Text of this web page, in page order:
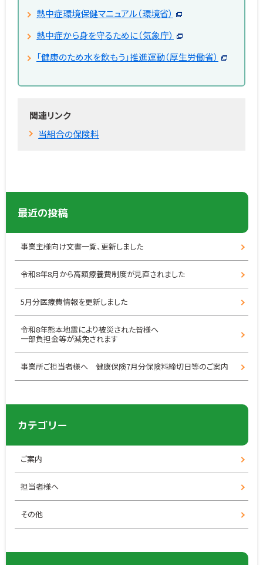
熱中症環境保健マニュアル（環境省）
熱中症から身を守るために（気象庁）
「健康のため水を飲もう」推進運動（厚生労働省）
関連リンク
当組合の保険料
最近の投稿
事業主様向け文書一覧、更新しました
令和8年8月から高額療養費制度が見直されました
5月分医療費情報を更新しました
令和8年熊本地震により被災された皆様へ
一部負担金等が減免されます
事業所ご担当者様へ 健康保険7月分保険料締切日等のご案内
カテゴリー
ご案内
担当者様へ
その他